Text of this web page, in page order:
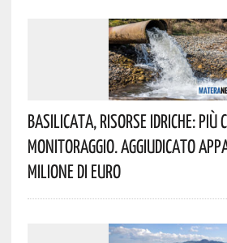
Basilicata, Risorse Idriche: Più
Monitoraggio. Aggiudicato
Milione Di Euro